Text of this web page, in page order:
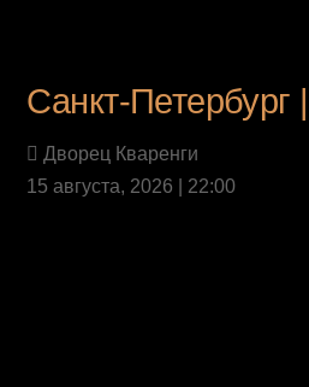
Санкт-Петербург
Дворец Кваренги
15 августа, 2026 | 22:00